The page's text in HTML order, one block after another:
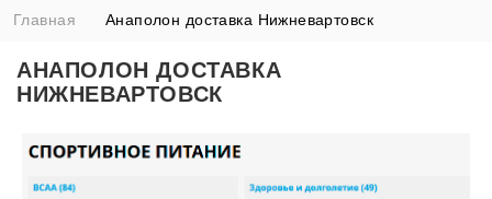
Главная Анаполон доставка Нижневартовск
АНАПОЛОН ДОСТАВКА
НИЖНЕВАРТОВСК